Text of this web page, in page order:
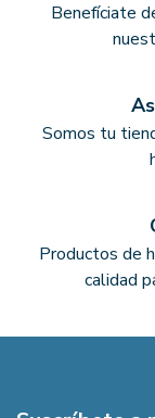
Benefíciate
Somos tu
Productos de
calidad